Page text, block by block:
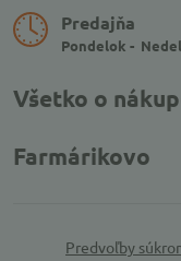
Predajňa
Pondelok -
Všetko o
Farmárikovo
Predvoľby